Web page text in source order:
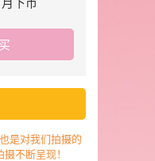
是对我们拍摄的
不断呈现！